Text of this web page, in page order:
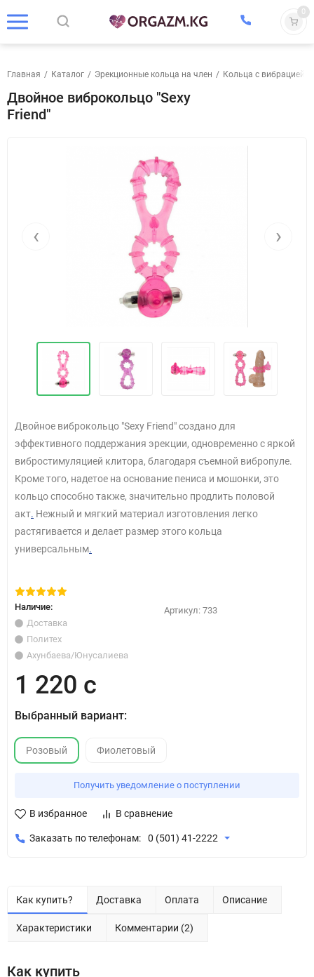
0
Главная / Каталог / Эрекционные кольца на член / Кольца с вибрацией
Двойное виброкольцо "Sexy
Friend"
‹ ›
Двойное виброкольцо "Sexy Friend" создано для
эффективного поддержания эрекции, одновременно с яркой
вибростимуляцией клитора, благодаря съемной вибропуле.
Кроме того, надетое на основание пениса и мошонки, это
кольцо способно также, значительно продлить половой
акт. Нежный и мягкий материал изготовления легко
растягивается и делает размер этого кольца
универсальным.
Наличие:
Доставка
Политех
Ахунбаева/Юнусалиева
Артикул: 733
1 220 с
Выбранный вариант:
Розовый Фиолетовый
Получить уведомление о поступлении
В избранное В сравнение
Заказать по телефонам: 0 (501) 41-2222
Как купить? Доставка Оплата Описание
Характеристики Комментарии (2)
Как купить